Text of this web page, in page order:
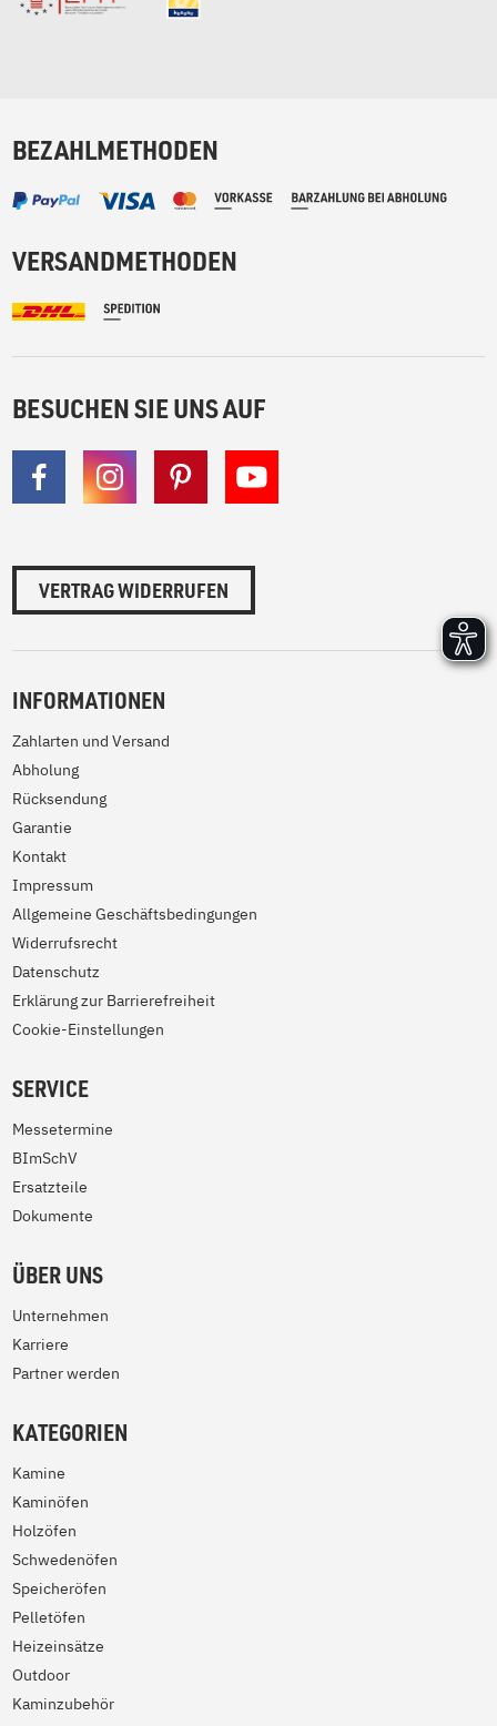
BEZAHLMETHODEN
VERSANDMETHODEN
BESUCHEN SIE UNS AUF
VERTRAG WIDERRUFEN
INFORMATIONEN
Zahlarten und Versand
Abholung
Rücksendung
Garantie
Kontakt
Impressum
Allgemeine Geschäftsbedingungen
Widerrufsrecht
Datenschutz
Erklärung zur Barrierefreiheit
Cookie-Einstellungen
SERVICE
Messetermine
BImSchV
Ersatzteile
Dokumente
ÜBER UNS
Unternehmen
Karriere
Partner werden
KATEGORIEN
Kamine
Kaminöfen
Holzöfen
Schwedenöfen
Speicheröfen
Pelletöfen
Heizeinsätze
Outdoor
Kaminzubehör